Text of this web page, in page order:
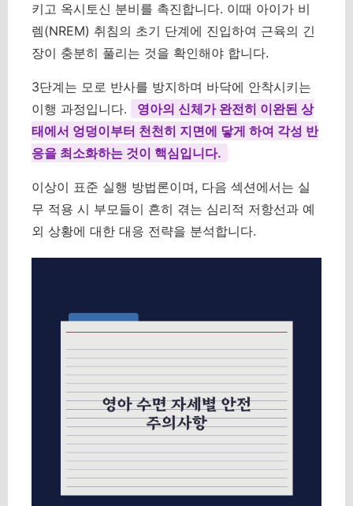
키고 옥시토신 분비를 촉진합니다. 이때 아이가 비
렘(NREM) 취침의 초기 단계에 진입하여 근육의 긴
장이 충분히 풀리는 것을 확인해야 합니다.
3단계는 모로 반사를 방지하며 바닥에 안착시키는
이행 과정입니다.
영아의 신체가 완전히 이완된 상
태에서 엉덩이부터 천천히 지면에 닿게 하여 각성 반
응을 최소화하는 것이 핵심입니다.
이상이 표준 실행 방법론이며, 다음 섹션에서는 실
무 적용 시 부모들이 흔히 겪는 심리적 저항선과 예
외 상황에 대한 대응 전략을 분석합니다.